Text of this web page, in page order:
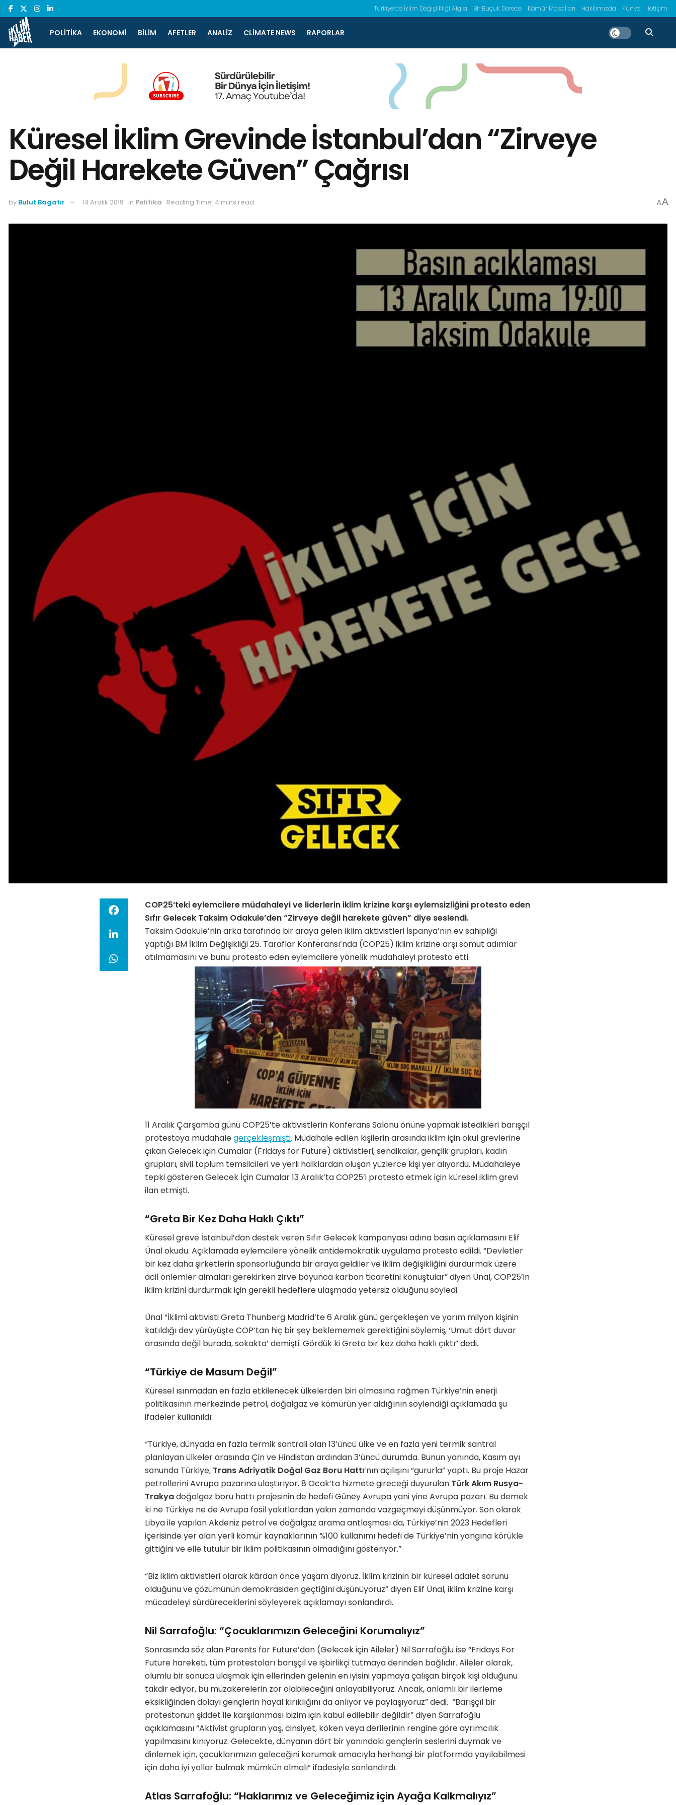
Türkiye’de İklim Değişlikliği Algısı Bir Buçuk Derece Kömür Masalları Hakkımızda Künye İletişim
POLITIKA EKONOMI BILIM AFETLER ANALIZ CLIMATE NEWS RAPORLAR
Küresel İklim Grevinde İstanbul’dan “Zirveye
Değil Harekete Güven” Çağrısı
by Bulut Bagatır 14 Aralık 2019 in Politika Reading Time: 4 mins read AA
COP25’teki eylemcilere müdahaleyi ve liderlerin iklim krizine karşı eylemsizliğini protesto eden
Sıfır Gelecek Taksim Odakule’den “Zirveye değil harekete güven” diye seslendi.
Taksim Odakule’nin arka tarafında bir araya gelen iklim aktivistleri İspanya’nın ev sahipliği
yaptığı BM İklim Değişikliği 25. Taraflar Konferansı’nda (COP25) iklim krizine arşı somut adımlar
atılmamasını ve bunu protesto eden eylemcilere yönelik müdahaleyi protesto etti.
11 Aralık Çarşamba günü COP25’te aktivistlerin Konferans Salonu önüne yapmak istedikleri barışçıl
protestoya müdahalegerçekleşmişti. Müdahale edilen kişilerin arasında iklim için okul grevlerine
çıkan Gelecek için Cumalar (Fridays for Future) aktivistleri, sendikalar, gençlik grupları, kadın
grupları, sivil toplum temsilcileri ve yerli halklardan oluşan yüzlerce kişi yer alıyordu. Müdahaleye
tepki gösteren Gelecek İçin Cumalar 13 Aralık’ta COP25’i protesto etmek için küresel iklim grevi
ilan etmişti.
“Greta Bir Kez Daha Haklı Çıktı”
Küresel greve İstanbul’dan destek veren Sıfır Gelecek kampanyası adına basın açıklamasını Elif
Ünal okudu. Açıklamada eylemcilere yönelik antidemokratik uygulama protesto edildi. “Devletler
bir kez daha şirketlerin sponsorluğunda bir araya geldiler ve iklim değişikliğini durdurmak üzere
acil önlemler almaları gerekirken zirve boyunca karbon ticaretini konuştular” diyen Ünal, COP25’in
iklim krizini durdurmak için gerekli hedeflere ulaşmada yetersiz olduğunu söyledi.
Ünal “İklimi aktivisti Greta Thunberg Madrid’te 6 Aralık günü gerçekleşen ve yarım milyon kişinin
katıldığı dev yürüyüşte COP’tan hiç bir şey beklememek gerektiğini söylemiş, ‘Umut dört duvar
arasında değil burada, sokakta’ demişti. Gördük ki Greta bir kez daha haklı çıktı” dedi.
“Türkiye de Masum Değil”
Küresel ısınmadan en fazla etkilenecek ülkelerden biri olmasına rağmen Türkiye’nin enerji
politikasının merkezinde petrol, doğalgaz ve kömürün yer aldığının söylendiği açıklamada şu
ifadeler kullanıldı:
“Türkiye, dünyada en fazla termik santrali olan 13’üncü ülke ve en fazla yeni termik santral
planlayan ülkeler arasında Çin ve Hindistan ardından 3’üncü durumda. Bunun yanında, Kasım ayı
sonunda Türkiye, Trans Adriyatik Doğal Gaz Boru Hattı’nın açılışını “gururla” yaptı. Bu proje Hazar
petrollerini Avrupa pazarına ulaştırıyor. 8 Ocak’ta hizmete gireceği duyurulan Türk Akım Rusya-
Trakyadoğalgaz boru hattı projesinin de hedefi Güney Avrupa yani yine Avrupa pazarı. Bu demek
ki ne Türkiye ne de Avrupa fosil yakıtlardan yakın zamanda vazgeçmeyi düşünmüyor. Son olarak
Libya ile yapılan Akdeniz petrol ve doğalgaz arama antlaşması da, Türkiye’nin 2023 Hedefleri
içerisinde yer alan yerli kömür kaynaklarının %100 kullanımı hedefi de Türkiye’nin yangına körükle
gittiğini ve elle tutulur bir iklim politikasının olmadığını gösteriyor.”
“Biz iklim aktivistleri olarak kârdan önce yaşam diyoruz. İklim krizinin bir küresel adalet sorunu
olduğunu ve çözümünün demokrasiden geçtiğini düşünüyoruz” diyen Elif Ünal, iklim krizine karşı
mücadeleyi sürdüreceklerini söyleyerek açıklamayı sonlandırdı.
Nil Sarrafoğlu: “Çocuklarımızın Geleceğini Korumalıyız”
Sonrasında söz alan Parents for Future’dan (Gelecek için Aileler) Nil Sarrafoğlu ise “Fridays For
Future hareketi, tüm protestoları barışçıl ve işbirlikçi tutmaya derinden bağlıdır. Aileler olarak,
olumlu bir sonuca ulaşmak için ellerinden gelenin en iyisini yapmaya çalışan birçok kişi olduğunu
takdir ediyor, bu müzakerelerin zor olabileceğini anlayabiliyoruz. Ancak, anlamlı bir ilerleme
eksikliğinden dolayı gençlerin hayal kırıklığını da anlıyor ve paylaşıyoruz” dedi. “Barışçıl bir
protestonun şiddet ile karşılanması bizim için kabul edilebilir değildir” diyen Sarrafoğlu
açıklamasını “Aktivist grupların yaş, cinsiyet, köken veya derilerinin rengine göre ayrımcılık
yapılmasını kınıyoruz. Gelecekte, dünyanın dört bir yanındaki gençlerin seslerini duymak ve
dinlemek için, çocuklarımızın geleceğini korumak amacıyla herhangi bir platformda yayılabilmesi
için daha iyi yollar bulmak mümkün olmalı” ifadesiyle sonlandırdı.
Atlas Sarrafoğlu: “Haklarımız ve Geleceğimiz için Ayağa Kalkmalıyız”